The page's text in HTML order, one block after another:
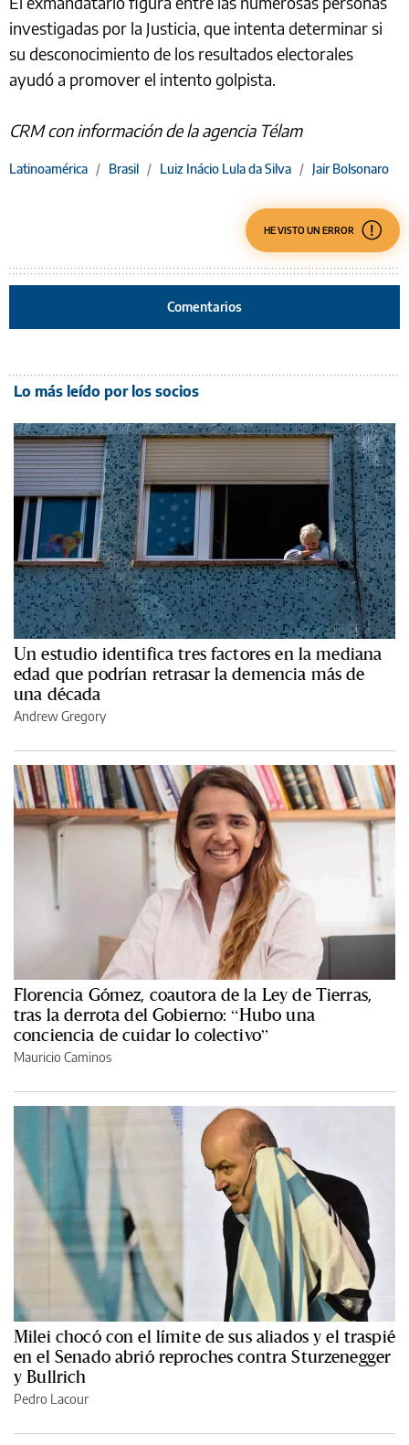
investigadas por la Justicia, que intenta determinar si
su desconocimiento de los resultados electorales
ayudó a promover el intento golpista.
CRM con información de la agencia Télam
Latinoamérica / Brasil / Luiz Inácio Lula da Silva / Jair Bolsonaro
HE VISTO UN ERROR
Comentarios
Lo más leído por los socios
Un estudio identifica tres factores en la mediana
edad que podrían retrasar la demencia más de
una década
Andrew Gregory
Florencia Gómez, coautora de la Ley de Tierras,
tras la derrota del Gobierno: “Hubo una
conciencia de cuidar lo colectivo”
Mauricio Caminos
Milei chocó con el límite de sus aliados y el traspié
en el Senado abrió reproches contra Sturzenegger
y Bullrich
Pedro Lacour